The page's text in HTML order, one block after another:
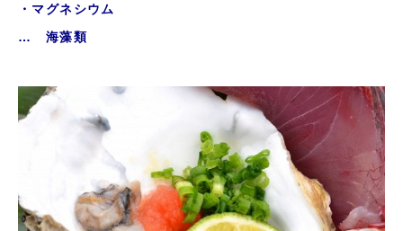
・マグネシウム
… 海藻類